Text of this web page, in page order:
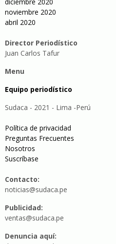
noviembre 2020
abril 2020
Director Periodístico
Juan Carlos Tafur
Menu
Equipo periodístico
Sudaca - 2021 - Lima -Perú
Política de privacidad
Preguntas Frecuentes
Nosotros
Suscríbase
Contacto:
noticias@sudaca.pe
Publicidad:
ventas@sudaca.pe
Denuncia aquí: